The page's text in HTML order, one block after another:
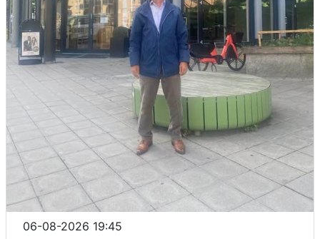
06-08-2026 19:45